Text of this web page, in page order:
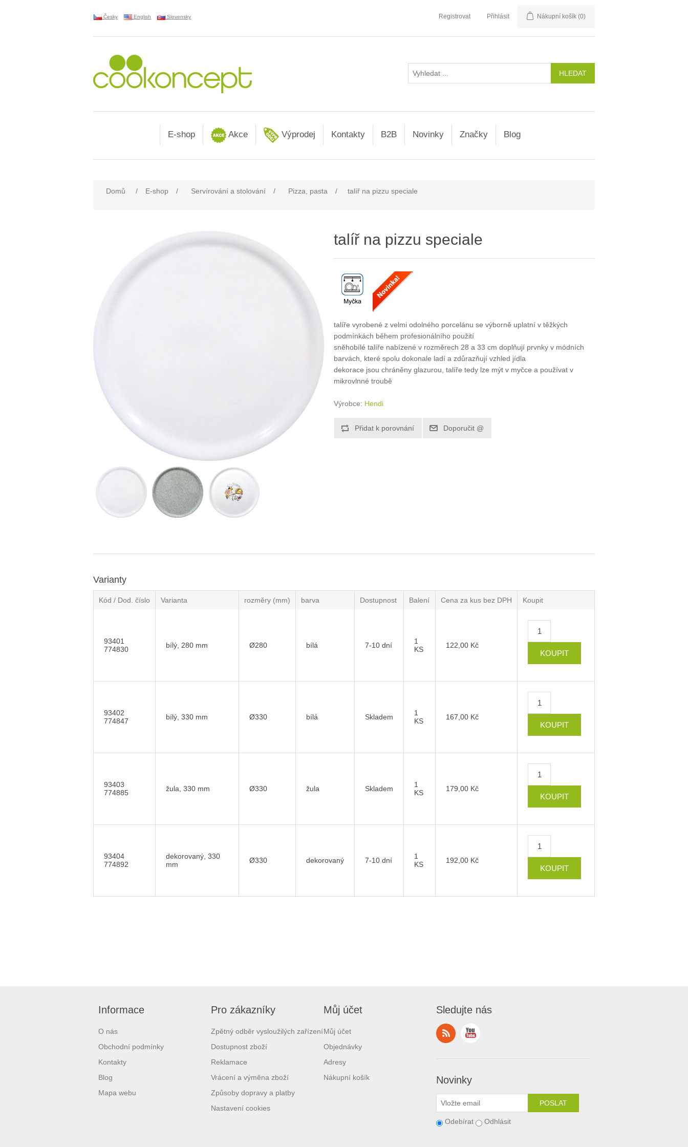
Česky English Slovensky Registrovat Přihlásit Nákupní košík (0)
E-shop Akce Výprodej Kontakty B2B Novinky Značky Blog
Domů / E-shop / Servírování a stolování / Pizza, pasta / talíř na pizzu speciale
talíř na pizzu speciale
talíře vyrobené z velmi odolného porcelánu se výborně uplatní v těžkých
podmínkách během profesionálního použití
sněhobílé talíře nabízené v rozměrech 28 a 33 cm doplňují prvnky v módních
barvách, které spolu dokonale ladí a zdůrazňují vzhled jídla
dekorace jsou chráněny glazurou, talíře tedy lze mýt v myčce a používat v
mikrovlnné troubě
Výrobce: Hendi
Varianty
Kód / Dod. číslo Varianta rozměry (mm) barva Dostupnost Balení Cena za kus bez DPH Koupit
93401
774830
bílý, 280 mm Ø280 bílá 7-10 dní
1
KS
122,00 Kč
93402
774847
bílý, 330 mm Ø330 bílá Skladem
1
KS
167,00 Kč
93403
774885
žula, 330 mm Ø330 žula Skladem
1
KS
179,00 Kč
93404
774892
dekorovaný, 330
mm
Ø330 dekorovaný 7-10 dní
1
KS
192,00 Kč
Informace
O nás
Obchodní podmínky
Kontakty
Blog
Mapa webu
Pro zákazníky
Zpětný odběr vysloužilých zařízení
Dostupnost zboží
Reklamace
Vrácení a výměna zboží
Způsoby dopravy a platby
Nastavení cookies
Můj účet
Můj účet
Objednávky
Adresy
Nákupní košík
Sledujte nás
Novinky
Odebírat Odhlásit